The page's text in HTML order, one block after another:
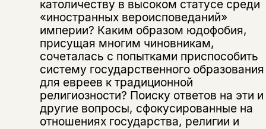
католичеству в высоком статусе среди
«иностранных вероисповеданий»
империи? Каким образом юдофобия,
присущая многим чиновникам,
сочеталась с попытками приспособить
систему государственного образования
для евреев к традиционной
религиозности? Поиску ответов на эти и
другие вопросы, сфокусированные на
отношениях государства, религии и